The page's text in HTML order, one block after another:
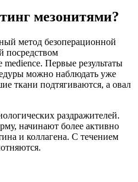
мезонитями?
метод безоперационной
посредством
Первые результаты
можно наблюдать уже
ткани подтягиваются, а овал
раздражителей.
начинают более активно
и коллагена. С течением